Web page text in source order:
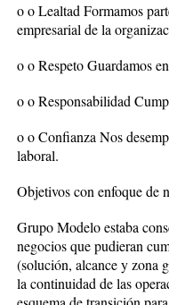
o o Lealtad Formamos
empresarial de la
o o Respeto Guardamos
o o Responsabilidad
o o Confianza Nos
laboral.
Objetivos con enfoque de
Grupo Modelo estaba
negocios que pudieran
(solución, alcance y zona
la continuidad de las